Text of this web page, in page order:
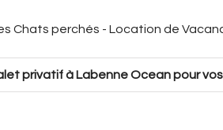
Chats perchés - Location de
privatif à Labenne Ocean pour